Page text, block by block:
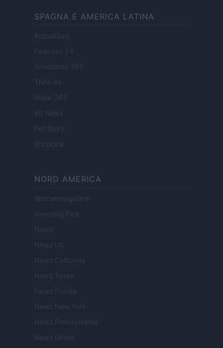
SPAGNA E AMERICA LATINA
Actualidad
Finanzas 24
Investindo 365
Think.es
Viajar 365
ES Newz
Pet Story
Encocina
NORD AMERICA
Womanmagazine
Investing Plus
Newz
Newz US
Newz California
Newz Texas
Newz Florida
Newz New York
Newz Pennsylvania
Newz Illinois